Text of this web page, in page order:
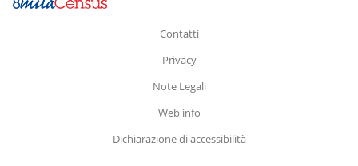
Contatti
Privacy
Note Legali
Web info
Dichiarazione di accessibilità